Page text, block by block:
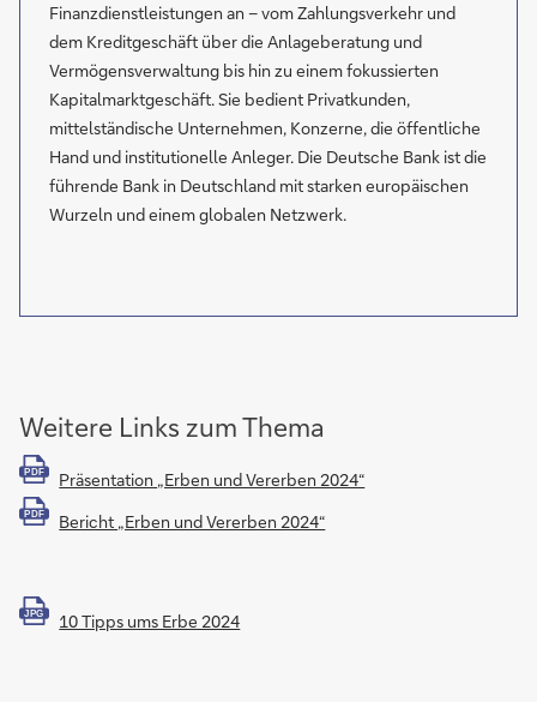
Finanzdienstleistungen an – vom Zahlungsverkehr und
dem Kreditgeschäft über die Anlageberatung und
Vermögensverwaltung bis hin zu einem fokussierten
Kapitalmarktgeschäft. Sie bedient Privatkunden,
mittelständische Unternehmen, Konzerne, die öffentliche
Hand und institutionelle Anleger. Die Deutsche Bank ist die
führende Bank in Deutschland mit starken europäischen
Wurzeln und einem globalen Netzwerk.
Weitere Links zum Thema
PDF Präsentation „Erben und Vererben 2024“
PDF Bericht „Erben und Vererben 2024“
JPG 10 Tipps ums Erbe 2024